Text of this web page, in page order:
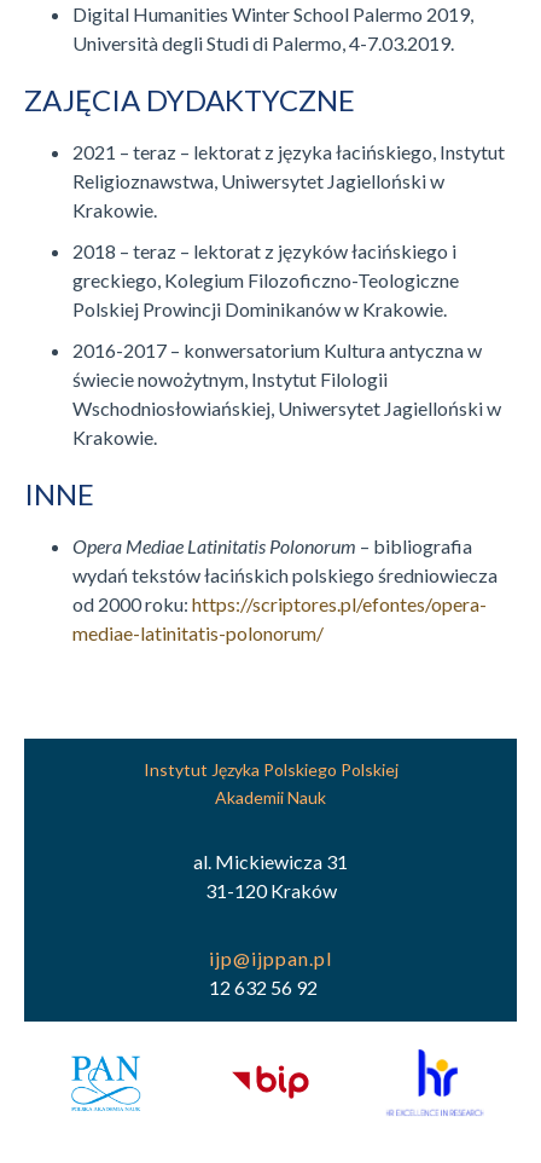
Digital Humanities Winter School Palermo 2019,
Università degli Studi di Palermo, 4-7.03.2019.
ZAJĘCIA DYDAKTYCZNE
2021 – teraz – lektorat z języka łacińskiego, Instytut
Religioznawstwa, Uniwersytet Jagielloński w
Krakowie.
2018 – teraz – lektorat z języków łacińskiego i
greckiego, Kolegium Filozoficzno-Teologiczne
Polskiej Prowincji Dominikanów w Krakowie.
2016-2017 – konwersatorium Kultura antyczna w
świecie nowożytnym, Instytut Filologii
Wschodniosłowiańskiej, Uniwersytet Jagielloński w
Krakowie.
INNE
Opera Mediae Latinitatis Polonorum – bibliografia
wydań tekstów łacińskich polskiego średniowiecza
od 2000 roku: https://scriptores.pl/efontes/opera-
mediae-latinitatis-polonorum/
Instytut Języka Polskiego Polskiej
Akademii Nauk
al. Mickiewicza 31
31-120 Kraków
12 632 56 92